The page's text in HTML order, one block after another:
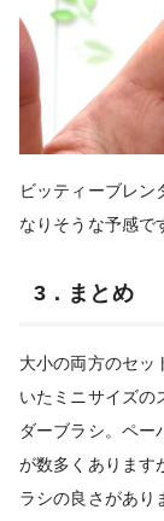
ビッティーブレン
なりそうな予感で
3．まとめ
大小の両方のセッ
いたミニサイズの
ダーブラシ。ペー
が数多くあります
ラシの良さがあり